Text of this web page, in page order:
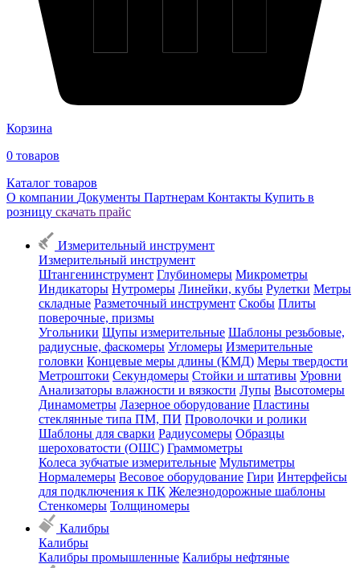
Корзина
0 товаров
Каталог товаров
О компании Документы Партнерам Контакты Купить в
розницу скачать прайс
Измерительный инструмент
Измерительный инструмент
Штангенинструмент Глубиномеры Микрометры
Индикаторы Нутромеры Линейки, кубы Рулетки Метры
складные Разметочный инструмент Скобы Плиты
поверочные, призмы
Угольники Щупы измерительные Шаблоны резьбовые,
радиусные, фаскомеры Угломеры Измерительные
головки Концевые меры длины (КМД) Меры твердости
Метроштоки Секундомеры Стойки и штативы Уровни
Анализаторы влажности и вязкости Лупы Высотомеры
Динамометры Лазерное оборудование Пластины
стеклянные типа ПМ, ПИ Проволочки и ролики
Шаблоны для сварки Радиусомеры Образцы
шероховатости (ОШС) Граммометры
Колеса зубчатые измерительные Мультиметры
Нормалемеры Весовое оборудование Гири Интерфейсы
для подключения к ПК Железнодорожные шаблоны
Стенкомеры Толщиномеры
Калибры
Калибры
Калибры промышленные Калибры нефтяные